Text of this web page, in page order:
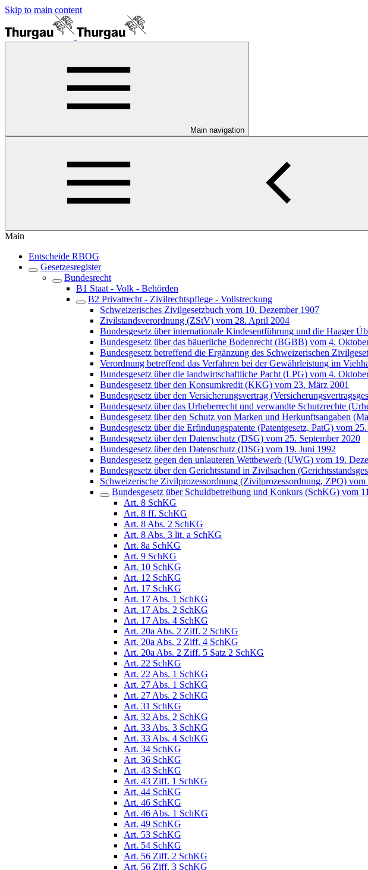
Skip to main content
Main navigation
Main
Entscheide RBOG
Gesetzesregister
Bundesrecht
B1 Staat - Volk - Behörden
B2 Privatrecht - Zivilrechtspflege - Vollstreckung
Schweizerisches Zivilgesetzbuch vom 10. Dezember 1907
Zivilstandsverordnung (ZStV) vom 28. April 2004
Bundesgesetz über internationale Kindesentführung und die Haager
Bundesgesetz über das bäuerliche Bodenrecht (BGBB) vom 4.
Bundesgesetz betreffend die Ergänzung des Schweizerischen
Verordnung betreffend das Verfahren bei der Gewährleistung im
Bundesgesetz über die landwirtschaftliche Pacht (LPG) vom 4.
Bundesgesetz über den Konsumkredit (KKG) vom 23. März 2001
Bundesgesetz über den Versicherungsvertrag
Bundesgesetz über das Urheberrecht und verwandte Schutzrechte
Bundesgesetz über den Schutz von Marken und Herkunftsangaben
Bundesgesetz über die Erfindungspatente (Patentgesetz, PatG) vom
Bundesgesetz über den Datenschutz (DSG) vom 25. September 2020
Bundesgesetz über den Datenschutz (DSG) vom 19. Juni 1992
Bundesgesetz gegen den unlauteren Wettbewerb (UWG) vom 19.
Bundesgesetz über den Gerichtsstand in Zivilsachen
Schweizerische Zivilprozessordnung (Zivilprozessordnung, ZPO)
Bundesgesetz über Schuldbetreibung und Konkurs (SchKG) vom
Art. 8 SchKG
Art. 8 ff. SchKG
Art. 8 Abs. 2 SchKG
Art. 8 Abs. 3 lit. a SchKG
Art. 8a SchKG
Art. 9 SchKG
Art. 10 SchKG
Art. 12 SchKG
Art. 17 SchKG
Art. 17 Abs. 1 SchKG
Art. 17 Abs. 2 SchKG
Art. 17 Abs. 4 SchKG
Art. 20a Abs. 2 Ziff. 2 SchKG
Art. 20a Abs. 2 Ziff. 4 SchKG
Art. 20a Abs. 2 Ziff. 5 Satz 2 SchKG
Art. 22 SchKG
Art. 22 Abs. 1 SchKG
Art. 27 Abs. 1 SchKG
Art. 27 Abs. 2 SchKG
Art. 31 SchKG
Art. 32 Abs. 2 SchKG
Art. 33 Abs. 3 SchKG
Art. 33 Abs. 4 SchKG
Art. 34 SchKG
Art. 36 SchKG
Art. 43 SchKG
Art. 43 Ziff. 1 SchKG
Art. 44 SchKG
Art. 46 SchKG
Art. 46 Abs. 1 SchKG
Art. 49 SchKG
Art. 53 SchKG
Art. 54 SchKG
Art. 56 Ziff. 2 SchKG
Art. 56 Ziff. 3 SchKG